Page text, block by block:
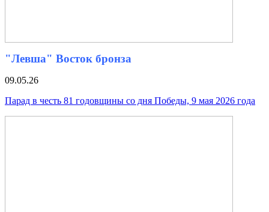
"Левша" Восток бронза
09.05.26
Парад в честь 81 годовщины со дня Победы, 9 мая 2026 года